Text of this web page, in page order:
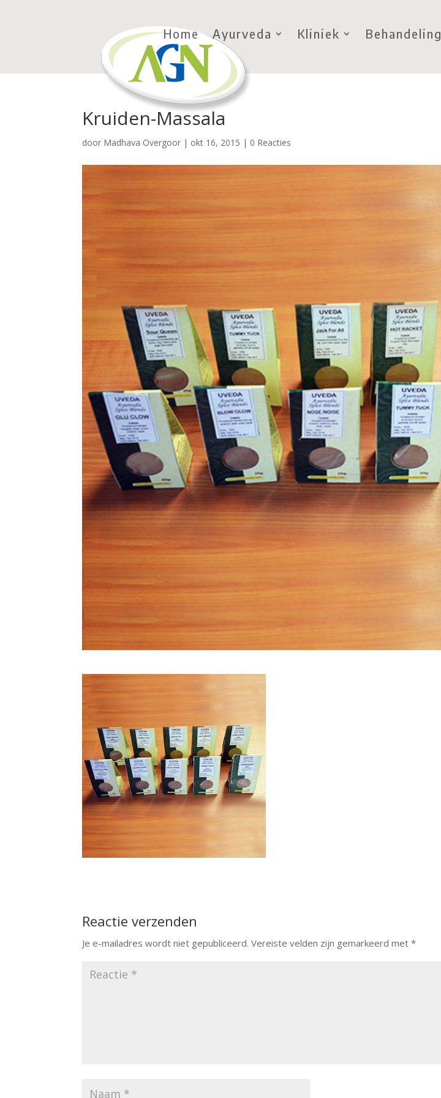
Home Ayurveda Kliniek Behandeling
Kruiden-Massala
door Madhava Overgoor | okt 16, 2015 | 0 Reacties
Reactie verzenden
Je e-mailadres wordt niet gepubliceerd. Vereiste velden zijn gemarkeerd met*